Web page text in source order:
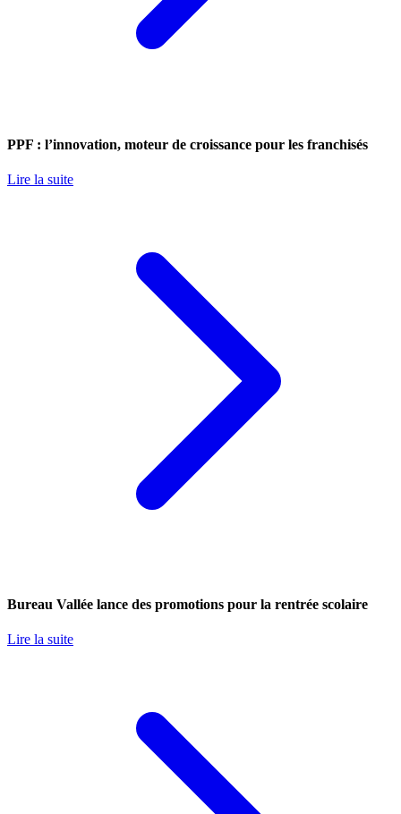
PPF : l’innovation, moteur de croissance pour les franchisés
Lire la suite
Bureau Vallée lance des promotions pour la rentrée scolaire
Lire la suite